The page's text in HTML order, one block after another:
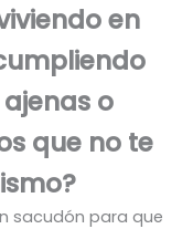
en
o
que no te
sacudón para que